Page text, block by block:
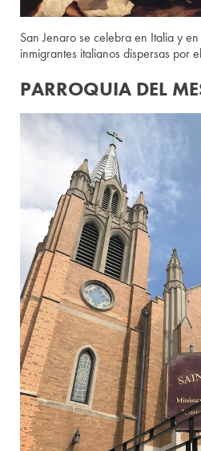
San Jenaro se celebra en Italia y
inmigrantes italianos dispersas por
PARROQUIA DEL